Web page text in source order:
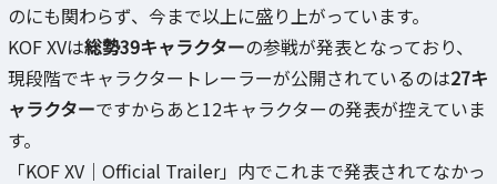
のにも関わらず、今まで以上に盛り上がっています。
KOF XVは総勢39キャラクターの参戦が発表となっており、
現段階でキャラクタートレーラーが公開されているのは27キ
ャラクターですからあと12キャラクターの発表が控えていま
す。
「KOF XV｜Official Trailer」内でこれまで発表されてなかっ